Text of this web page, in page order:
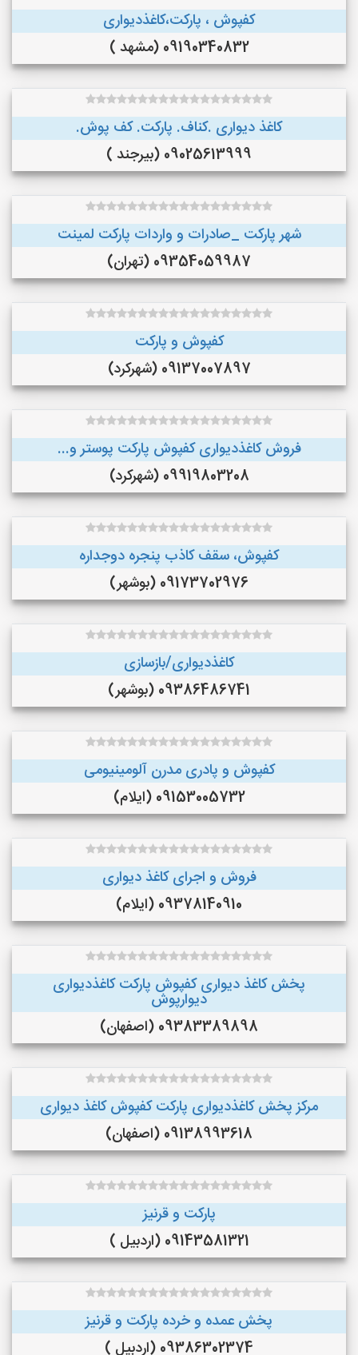
کفپوش ، پارکت،کاغذدیواری
09190340832 (مشهد )
کاغذ دیواری .کناف. پارکت. کف پوش.
09025613999 (بیرجند )
شهر پارکت _صادرات و واردات پارکت لمینت
09354059987 (تهران)
کفپوش و پارکت
09137007897 (شهرکرد)
فروش کاغذدیواری کفپوش پارکت پوستر و...
09919803208 (شهرکرد)
کفپوش، سقف کاذب پنجره دوجداره
09173702976 (بوشهر)
کاغذدیواری/بازسازی
09386486741 (بوشهر)
کفپوش و پادری مدرن آلومینیومی
09153005732 (ایلام)
فروش و اجرای کاغذ دیواری
09378140910 (ایلام)
پخش کاغذ دیواری کفپوش پارکت کاغذدیواری
دیوارپوش
09383389898 (اصفهان)
مرکز پخش کاغذدیواری پارکت کفپوش کاغذ دیواری
09138993618 (اصفهان)
پارکت و قرنیز
09143581321 (اردبیل )
پخش عمده و خرده پارکت و قرنیز
09386302374 (اردبیل )